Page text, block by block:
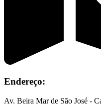
Endereço:
Av. Beira Mar de São José -